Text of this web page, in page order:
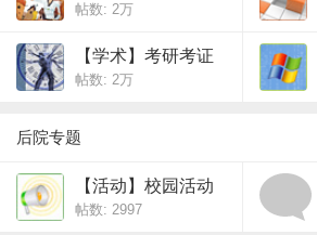
帖数: 2万
【学术】考研考证
帖数: 2万
后院专题
【活动】校园活动
帖数: 2997